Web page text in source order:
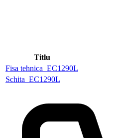
Titlu
Fisa tehnica_EC1290L
Schita_EC1290L